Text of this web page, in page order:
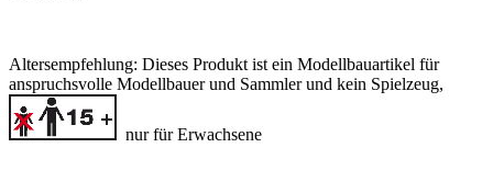
Altersempfehlung: Dieses Produkt ist ein Modellbauartikel für
anspruchsvolle Modellbauer und Sammlerund kein Spielzeug,
nur für Erwachsene